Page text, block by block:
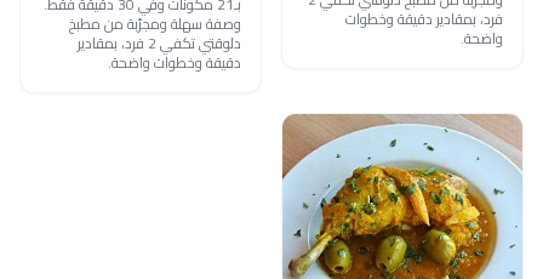
فرد، بمقادير دقيقة وخطوات
واضحة.
وصفة سهلة ومجرّبة من مطبخ
دلوقتي تكفي 2 فرد، بمقادير
دقيقة وخطوات واضحة.